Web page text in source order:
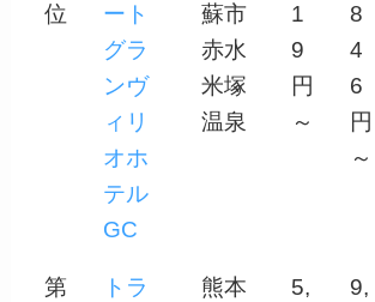
位
ート
グラ
ンヴ
ィリ
オホ
テル
GC
蘇市
赤水
米塚
温泉
1
9
円
～
8
4
6
円
～
第
トラ
熊本
5,
9,